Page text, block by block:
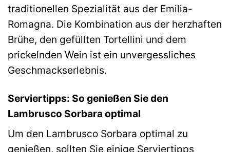
traditionellen Spezialität aus der Emilia-
Romagna. Die Kombination aus der herzhaften
Brühe, den gefüllten Tortellini und dem
prickelnden Wein ist ein unvergessliches
Geschmackserlebnis.
Serviertipps: So genießen Sie den
Lambrusco Sorbara optimal
Um den Lambrusco Sorbara optimal zu
genießen, sollten Sie einige Serviertipps